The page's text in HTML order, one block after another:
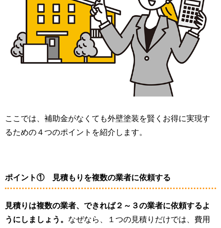
ここでは、補助金がなくても外壁塗装を賢くお得に実現す
るための４つのポイントを紹介します。
ポイント① 見積もりを複数の業者に依頼する
見積りは複数の業者、できれば２～３の業者に依頼するよ
うにしましょう。 なぜなら、１つの見積りだけでは、費用